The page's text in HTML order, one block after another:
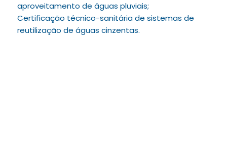
aproveitamento de águas pluviais;
Certificação técnico-sanitária de sistemas de
reutilização de águas cinzentas.